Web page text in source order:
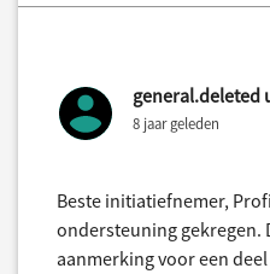
general.deleted
8 jaar geleden
Beste initiatiefnemer,
ondersteuning gekregen.
aanmerking voor een